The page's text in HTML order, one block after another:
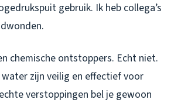
gebruik. Ik heb collega’s
chemische ontstoppers. Echt niet.
zijn veilig en effectief voor
verstoppingen bel je gewoon